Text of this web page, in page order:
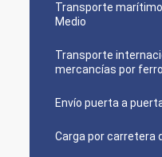
Transporte
Medio
Transporte
mercancías por
Envío puerta a
Carga por carretera